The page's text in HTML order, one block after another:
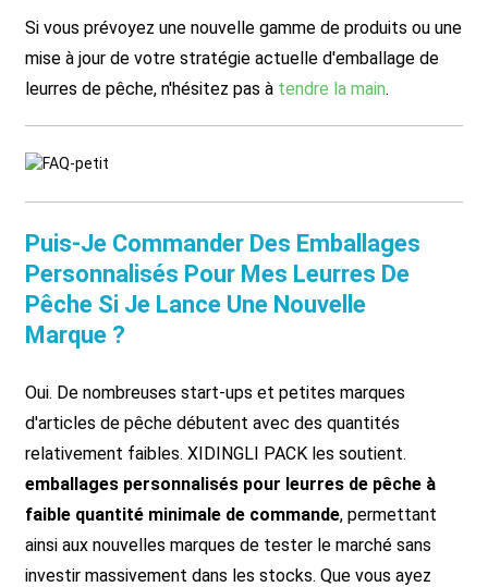
Si vous prévoyez une nouvelle gamme de produits ou une
mise à jour de votre stratégie actuelle d'emballage de
leurres de pêche, n'hésitez pas à tendre la main.
Puis-Je Commander Des Emballages
Personnalisés Pour Mes Leurres De
Pêche Si Je Lance Une Nouvelle
Marque ?
Oui. De nombreuses start-ups et petites marques
d'articles de pêche débutent avec des quantités
relativement faibles. XIDINGLI PACK les soutient.
emballages personnalisés pour leurres de pêche à
faible quantité minimale de commande, permettant
ainsi aux nouvelles marques de tester le marché sans
investir massivement dans les stocks. Que vous ayez